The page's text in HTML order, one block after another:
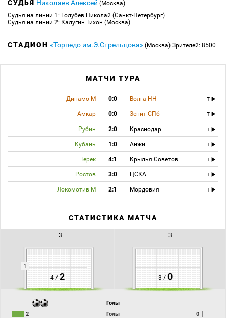
СУДЬЯ Николаев Алексей (Москва)
Судья на линии 1: Голубев Николай (Санкт-Петербург)
Судья на линии 2: Калугин Тихон (Москва)
СТАДИОН «Торпедо им.Э.Стрельцова» (Москва) Зрителей: 8500
МАТЧИ ТУРА
Динамо М 0:0 Волга НН T
Амкар 0:0 Зенит СПб T
Рубин 2:0 Краснодар T
Кубань 1:0 Анжи T
Терек 4:1 Крылья Советов T
Ростов 3:0 ЦСКА T
Локомотив М 2:1 Мордовия T
СТАТИСТИКА МАТЧА
3
1
4 /2
3
3 /0
Голы
2
Голы 0